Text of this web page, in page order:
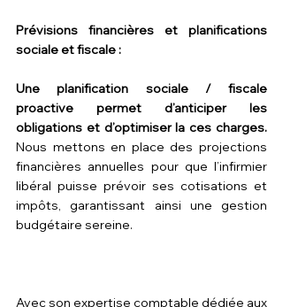
Prévisions financières et planifications
sociale et fiscale :
Une planification sociale / fiscale
proactive permet d’anticiper les
obligations et d’optimiser la ces charges.
Nous mettons en place des projections
financières annuelles pour que l’infirmier
libéral puisse prévoir ses cotisations et
impôts, garantissant ainsi une gestion
budgétaire sereine.
Avec son expertise comptable dédiée aux